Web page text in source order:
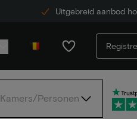
Uitgebreid aanbod
Kamers/Personen